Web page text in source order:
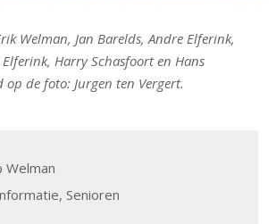
Welman, Jan Barelds, Andre Elferink,
Harry Schasfoort en Hans
de foto: Jurgen ten Vergert.
Welman
, Senioren